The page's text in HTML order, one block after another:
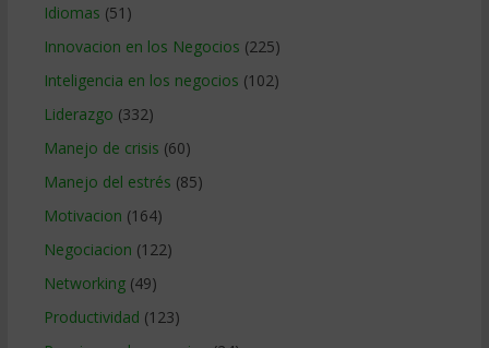
Idiomas (51)
Innovacion en los Negocios (225)
Inteligencia en los negocios (102)
Liderazgo (332)
Manejo de crisis (60)
Manejo del estrés (85)
Motivacion (164)
Negociacion (122)
Networking(49)
Productividad (123)